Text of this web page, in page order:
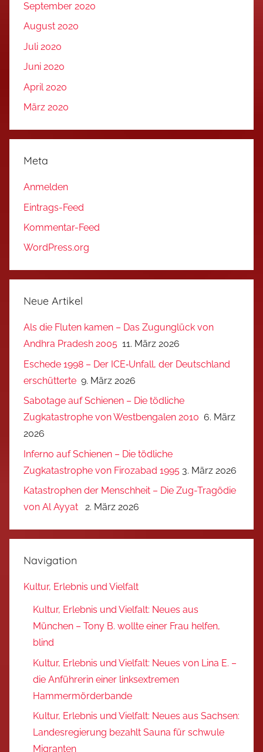
September 2020
August 2020
Juli 2020
Juni 2020
April 2020
März 2020
Meta
Anmelden
Eintrags-Feed
Kommentar-Feed
WordPress.org
Neue Artikel
Als die Fluten kamen – Das Zugunglück von
Andhra Pradesh 2005 11. März 2026
Eschede 1998 – Der ICE‑Unfall, der Deutschland
erschütterte 9. März 2026
Sabotage auf Schienen – Die tödliche
Zugkatastrophe von Westbengalen 2010 6. März
2026
Inferno auf Schienen – Die tödliche
Zugkatastrophe von Firozabad 1995 3. März 2026
Katastrophen der Menschheit – Die Zug-Tragödie
von Al Ayyat
2. März 2026
Navigation
Kultur, Erlebnis und Vielfalt
Kultur, Erlebnis und Vielfalt: Neues aus
München – Tony B. wollte einer Frau helfen,
blind
Kultur, Erlebnis und Vielfalt: Neues von Lina E. –
die Anführerin einer linksextremen
Hammermörderbande
Kultur, Erlebnis und Vielfalt: Neues aus Sachsen:
Landesregierung bezahlt Sauna für schwule
Migranten